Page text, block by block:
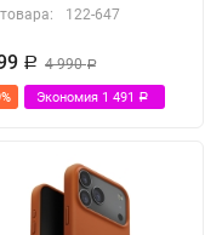
122-647
Р 4 990Р
Экономия 1 491 Р